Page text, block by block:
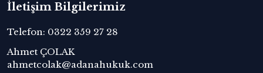
İletişim Bilgilerimiz
Telefon: 0322 359 27 28
Ahmet ÇOLAK
ahmetcolak@adanahukuk.com